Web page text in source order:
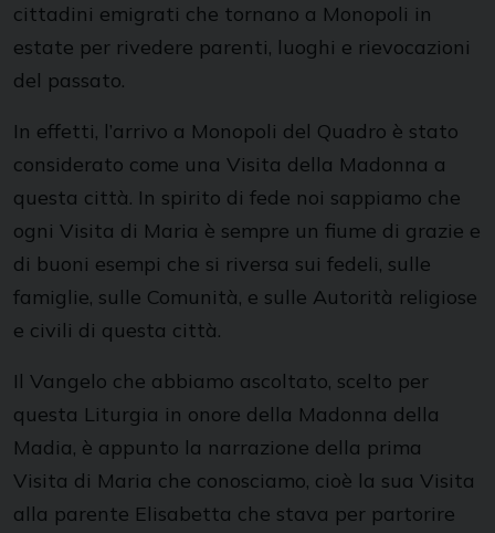
cittadini emigrati che tornano a Monopoli in
estate per rivedere parenti, luoghi e rievocazioni
del passato.
In effetti, l’arrivo a Monopoli del Quadro è stato
considerato come una Visita della Madonna a
questa città. In spirito di fede noi sappiamo che
ogni Visita di Maria è sempre un fiume di grazie e
di buoni esempi che si riversa sui fedeli, sulle
famiglie, sulle Comunità, e sulle Autorità religiose
e civili di questa città.
Il Vangelo che abbiamo ascoltato, scelto per
questa Liturgia in onore della Madonna della
Madia, è appunto la narrazione della prima
Visita di Maria che conosciamo, cioè la sua Visita
alla parente Elisabetta che stava per partorire